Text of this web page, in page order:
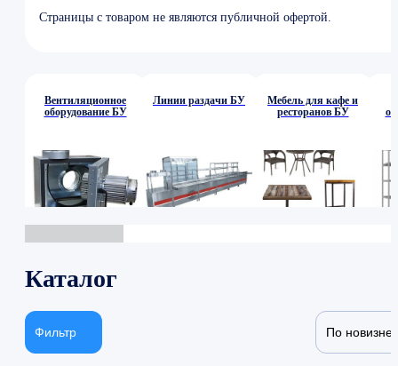
Страницы с товаром не являются публичной офертой.
Вентиляционное
оборудование БУ
Линии раздачи БУ
Мебель для кафе и
ресторанов БУ
Каталог
Фильтр По новизне